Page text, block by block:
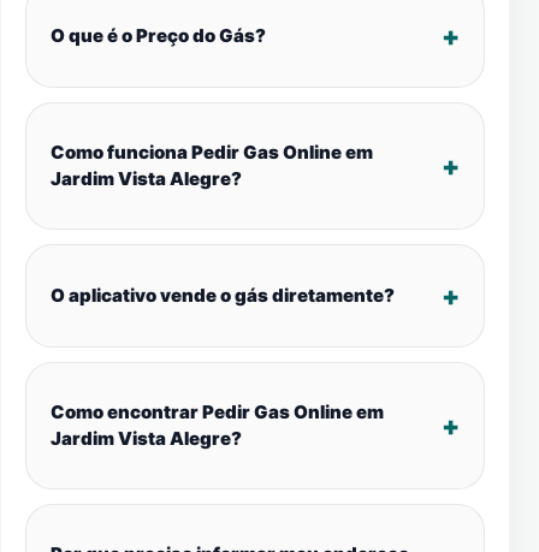
O que é o Preço do Gás?
Como funciona Pedir Gas Online em
Jardim Vista Alegre?
O aplicativo vende o gás diretamente?
Como encontrar Pedir Gas Online em
Jardim Vista Alegre?